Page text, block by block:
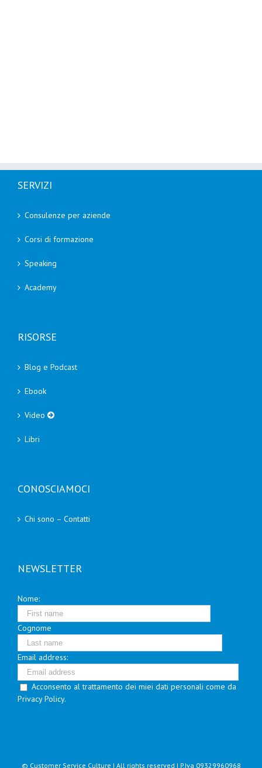
SERVIZI
Consulenze per aziende
Corsi di formazione
Speaking
Academy
RISORSE
Blog e Podcast
Ebook
Video
Libri
CONOSCIAMOCI
Chi sono – Contatti
NEWSLETTER
Nome:
Cognome
Email address:
Acconsento al trattamento dei miei dati personali come da
Privacy Policy.
© Customer Service Culture | All rights reserved | P.Iva 09329960968